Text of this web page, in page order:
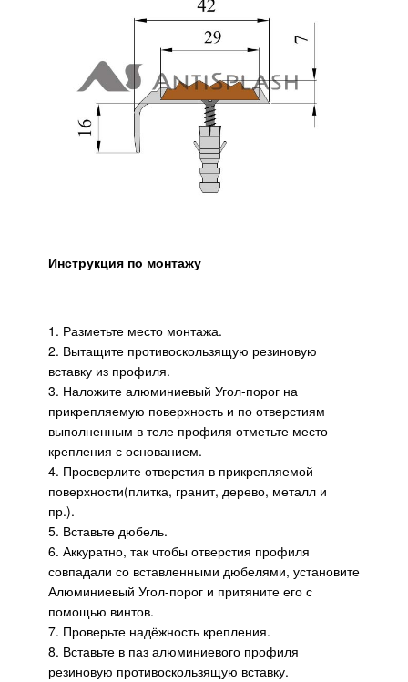
Инструкция по монтажу
1. Разметьте место монтажа.
2. Вытащите противоскользящую резиновую
вставку из профиля.
3. Наложите алюминиевый Угол-порог на
прикрепляемую поверхность и по отверстиям
выполненным в теле профиля отметьте место
крепления с основанием.
4. Просверлите отверстия в прикрепляемой
поверхности(плитка, гранит, дерево, металл и
пр.).
5. Вставьте дюбель.
6. Аккуратно, так чтобы отверстия профиля
совпадали со вставленными дюбелями, установите
Алюминиевый Угол-порог и притяните его с
помощью винтов.
7. Проверьте надёжность крепления.
8. Вставьте в паз алюминиевого профиля
резиновую противоскользящую вставку.